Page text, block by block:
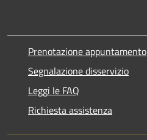
Prenotazione appuntamento
Segnalazione disservizio
Leggi le FAQ
Richiesta assistenza